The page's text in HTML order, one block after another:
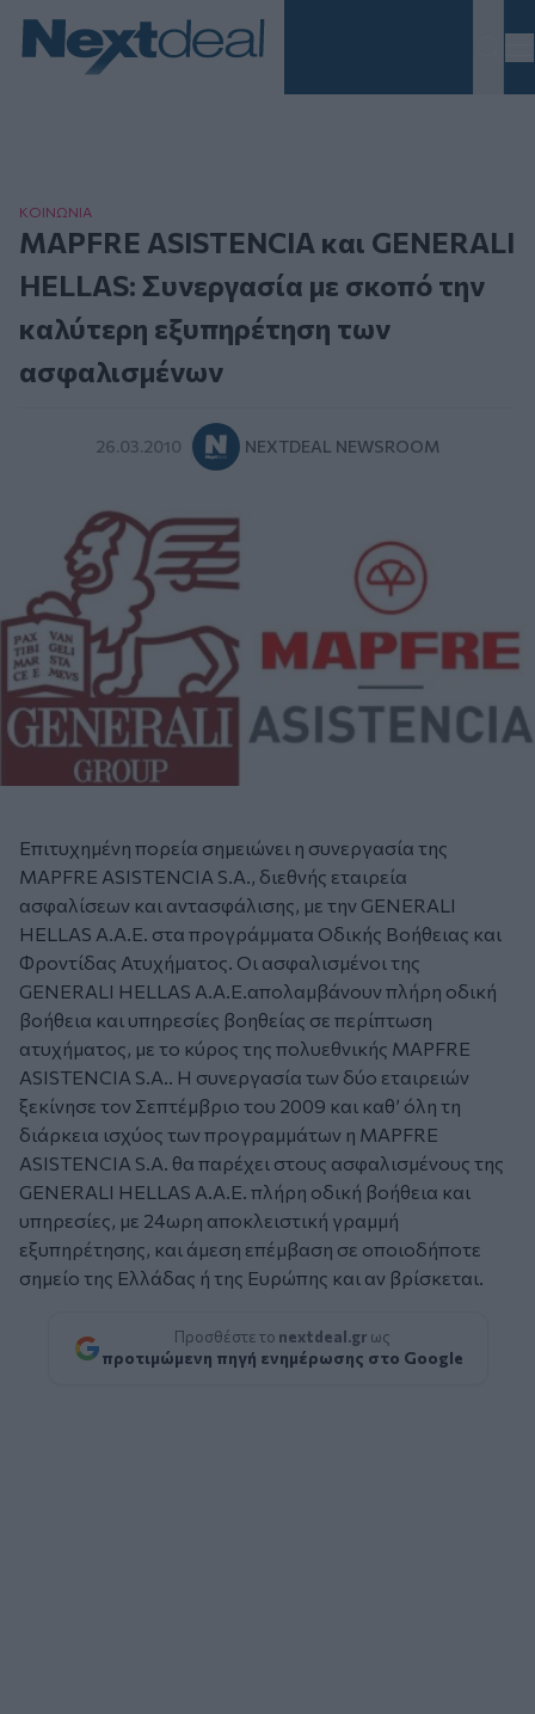
ΚΟΙΝΩΝΙΑ
MAPFRE ASISTENCIA και GENERALI
HELLAS: Συνεργασία με σκοπό την
καλύτερη εξυπηρέτηση των
ασφαλισμένων
26.03.2010 NEXTDEAL NEWSROOM
Επιτυχημένη πορεία σημειώνει η συνεργασία της
MAPFRE ASISTENCIA S.A., διεθνής εταιρεία
ασφαλίσεων και αντασφάλισης, με την GENERALI
HELLAS A.A.E. στα προγράμματα Οδικής Βοήθειας και
Φροντίδας Ατυχήματος. Οι ασφαλισμένοι της
GENERALI HELLAS A.A.E.απολαμβάνουν πλήρη οδική
βοήθεια και υπηρεσίες βοηθείας σε περίπτωση
ατυχήματος, με το κύρος της πολυεθνικής MAPFRE
ASISTENCIA S.A.. Η συνεργασία των δύο εταιρειών
ξεκίνησε τον Σεπτέμβριο του 2009 και καθ’ όλη τη
διάρκεια ισχύος των προγραμμάτων η MAPFRE
ASISTENCIA S.A. θα παρέχει στους ασφαλισμένους της
GENERALI HELLAS A.A.E. πλήρη οδική βοήθεια και
υπηρεσίες, με 24ωρη αποκλειστική γραμμή
εξυπηρέτησης, και άμεση επέμβαση σε οποιοδήποτε
σημείο της Ελλάδας ή της Ευρώπης και αν βρίσκεται.
Προσθέστε το nextdeal.gr ως
προτιμώμενη πηγή ενημέρωσης στο Google